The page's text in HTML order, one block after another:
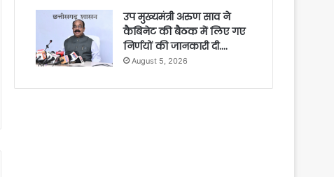
उप मुख्यमंत्री अरुण साव ने
कैबिनेट की बैठक में लिए गए
निर्णयों की जानकारी दी….
August 5, 2026